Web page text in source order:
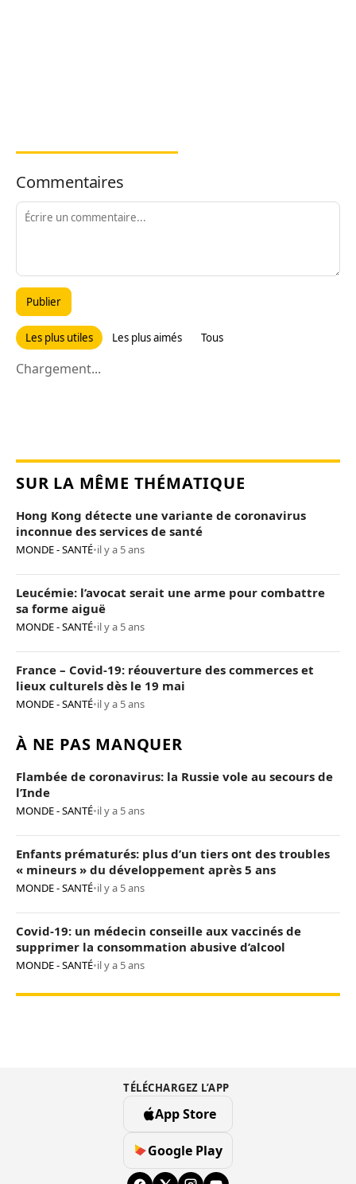
Commentaires
Publier
Les plus utiles Les plus aimés Tous
Chargement...
SUR LA MÊME THÉMATIQUE
Hong Kong détecte une variante de coronavirus
inconnue des services de santé
MONDE - SANTÉ•il y a 5 ans
Leucémie: l’avocat serait une arme pour combattre
sa forme aiguë
MONDE - SANTÉ•il y a 5 ans
France – Covid-19: réouverture des commerces et
lieux culturels dès le 19 mai
MONDE - SANTÉ•il y a 5 ans
À NE PAS MANQUER
Flambée de coronavirus: la Russie vole au secours de
l’Inde
MONDE - SANTÉ•il y a 5 ans
Enfants prématurés: plus d’un tiers ont des troubles
« mineurs » du développement après 5 ans
MONDE - SANTÉ•il y a 5 ans
Covid-19: un médecin conseille aux vaccinés de
supprimer la consommation abusive d’alcool
MONDE - SANTÉ•il y a 5 ans
TÉLÉCHARGEZ L’APP
App Store
Google Play